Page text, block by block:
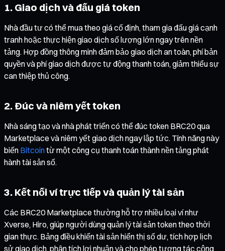
1. Giao dịch và đấu giá token
Nhà đầu tư có thể mua theo giá cố định, tham gia đấu giá cạnh
tranh hoặc thực hiện giao dịch số lượng lớn ngay trên nền
tảng. Hợp đồng thông minh đảm bảo giao dịch an toàn, phí bản
quyền và phí giao dịch được tự động thanh toán, giảm thiểu sự
can thiệp thủ công.
2. Đúc và niêm yết token
Nhà sáng tạo và nhà phát triển có thể đúc token BRC20 qua
Marketplace và niêm yết giao dịch ngay lập tức. Tính năng này
biến Bitcointừ một công cụ thanh toán thành nền tảng phát
hành tài sản số.
3. Kết nối ví trực tiếp và quản lý tài sản
Các BRC20 Marketplace thường hỗ trợ nhiều loại ví như
Xverse, Hiro, giúp người dùng quản lý tài sản token theo thời
gian thực. Bảng điều khiển tài sản hiển thị số dư, tích hợp lịch
sử giao dịch, phân tích lợi nhuận và cho phép tương tác cộng